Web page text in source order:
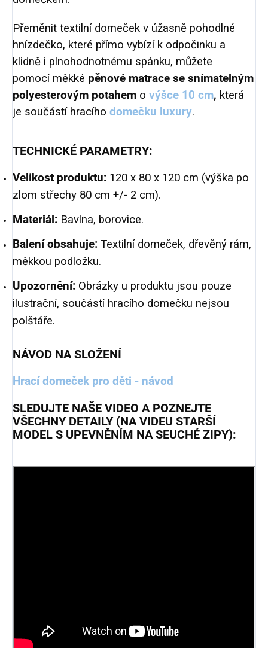
Přeměnit textilní domeček v úžasně pohodlné
hnízdečko, které přímo vybízí k odpočinku a
klidně i plnohodnotnému spánku, můžete
pomocí měkké pěnové matrace se snímatelným
polyesterovým potahem o výšce 10 cm, která
je součástí hracího domečku luxury.
TECHNICKÉ PARAMETRY:
Velikost produktu: 120 x 80 x 120 cm (výška po
zlom střechy 80 cm +/- 2 cm).
Materiál: Bavlna, borovice.
Balení obsahuje: Textilní domeček, dřevěný rám,
měkkou podložku.
Upozornění: Obrázky u produktu jsou pouze
ilustrační, součástí hracího domečku nejsou
polštáře.
NÁVOD NA SLOŽENÍ
Hrací domeček pro děti - návod
SLEDUJTE NAŠE VIDEO A POZNEJTE
VŠECHNY DETAILY (NA VIDEU STARŠÍ
MODEL S UPEVNĚNÍM NA SEUCHÉ ZIPY):